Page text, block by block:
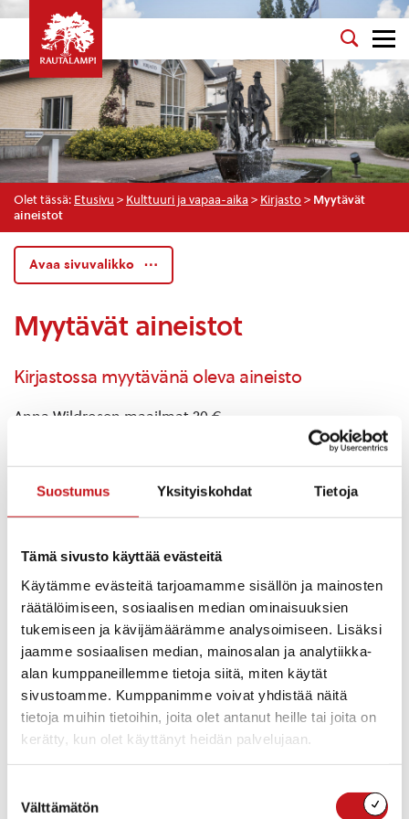
Suostumus Yksityiskohdat Tietoja
Tämä sivusto käyttää evästeitä
Käytämme evästeitä tarjoamamme sisällön ja mainosten
räätälöimiseen, sosiaalisen median ominaisuuksien
tukemiseen ja kävijämäärämme analysoimiseen. Lisäksi
jaamme sosiaalisen median, mainosalan ja analytiikka-
alan kumppaneillemme tietoja siitä, miten käytät
sivustoamme. Kumppanimme voivat yhdistää näitä
tietoja muihin tietoihin, joita olet antanut heille tai joita on
kerätty, kun olet käyttänyt heidän palvelujaan.
valinta
Välttämätön
Olet tässä: Etusivu > Kulttuuri ja vapaa-aika > Kirjasto > Myytävät
aineistot
Avaa sivuvalikko
Myytävät aineistot
Kirjastossa myytävänä oleva aineisto
Anna Wildrosen maailmat 20 €
Kartanot, talot, torpat ja tuvat 30 €
Kerkonkoski – kanavan varrella 35 €
Kohti valoa (Sinikka Pilto) 20 €
Rautalammin emäpitäjän kartta 6 €
Rautalammin kasvot Pyykösten valokuvissa 20 €
Rautalammin kirja 26 e
Rautalammin museon taidekokoelman helmiä 20€
Rautalammin Pakariset I 27,50 €
Rautalammin Pakariset II 30 €
Rautalammin reserviupseerit: 100 vuotta isänmaan
asialla 40 €